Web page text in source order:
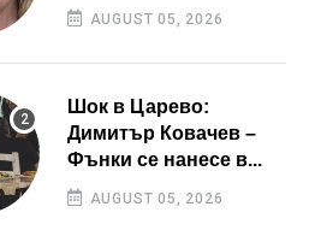
AUGUST 05, 2026
Шок в Царево:
Димитър Ковачев –
Фънки се нанесе в...
AUGUST 05, 2026